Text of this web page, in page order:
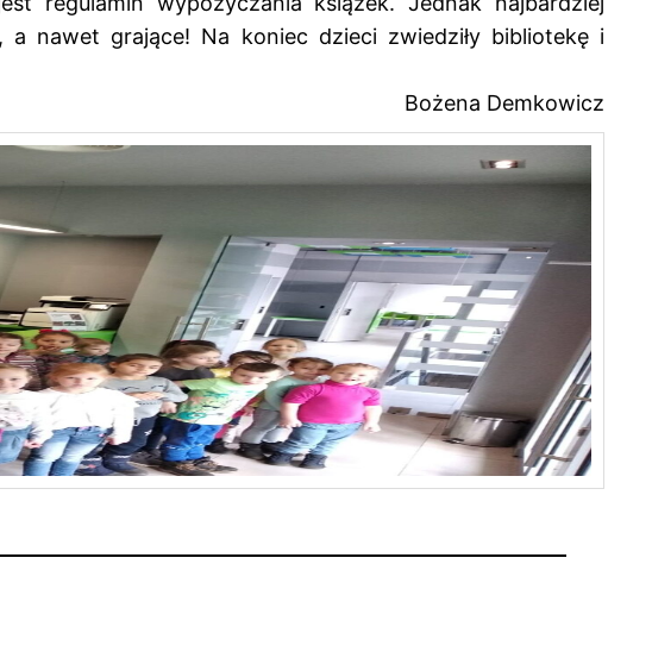
a nawet grające! Na koniec dzieci zwiedziły bibliotekę i
Bożena Demkowicz